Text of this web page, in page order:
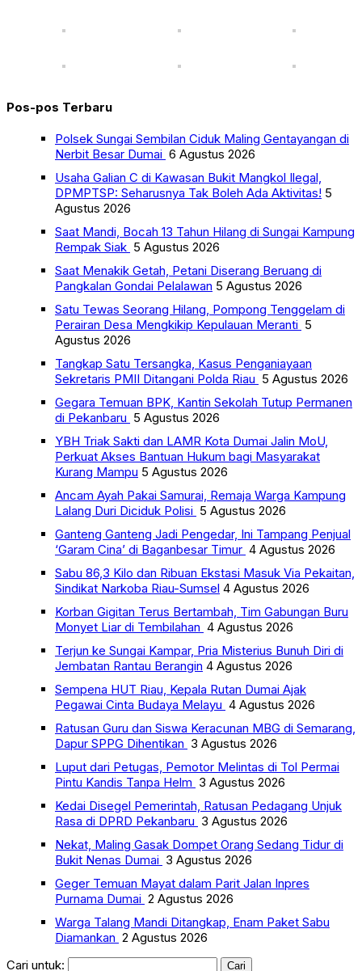
Pos-pos Terbaru
Polsek Sungai Sembilan Ciduk Maling Gentayangan di
Nerbit Besar Dumai 6 Agustus 2026
Usaha Galian C di Kawasan Bukit Mangkol Ilegal,
DPMPTSP: Seharusnya Tak Boleh Ada Aktivitas! 5
Agustus 2026
Saat Mandi, Bocah 13 Tahun Hilang di Sungai Kampung
Rempak Siak 5 Agustus 2026
Saat Menakik Getah, Petani Diserang Beruang di
Pangkalan Gondai Pelalawan 5 Agustus 2026
Satu Tewas Seorang Hilang, Pompong Tenggelam di
Perairan Desa Mengkikip Kepulauan Meranti 5
Agustus 2026
Tangkap Satu Tersangka, Kasus Penganiayaan
Sekretaris PMII Ditangani Polda Riau 5 Agustus 2026
Gegara Temuan BPK, Kantin Sekolah Tutup Permanen
di Pekanbaru 5 Agustus 2026
YBH Triak Sakti dan LAMR Kota Dumai Jalin MoU,
Perkuat Akses Bantuan Hukum bagi Masyarakat
Kurang Mampu 5 Agustus 2026
Ancam Ayah Pakai Samurai, Remaja Warga Kampung
Lalang Duri Diciduk Polisi 5 Agustus 2026
Ganteng Ganteng Jadi Pengedar, Ini Tampang Penjual
‘Garam Cina’ di Baganbesar Timur 4 Agustus 2026
Sabu 86,3 Kilo dan Ribuan Ekstasi Masuk Via Pekaitan,
Sindikat Narkoba Riau-Sumsel 4 Agustus 2026
Korban Gigitan Terus Bertambah, Tim Gabungan Buru
Monyet Liar di Tembilahan 4 Agustus 2026
Terjun ke Sungai Kampar, Pria Misterius Bunuh Diri di
Jembatan Rantau Berangin 4 Agustus 2026
Sempena HUT Riau, Kepala Rutan Dumai Ajak
Pegawai Cinta Budaya Melayu 4 Agustus 2026
Ratusan Guru dan Siswa Keracunan MBG di Semarang,
Dapur SPPG Dihentikan 3 Agustus 2026
Luput dari Petugas, Pemotor Melintas di Tol Permai
Pintu Kandis Tanpa Helm 3 Agustus 2026
Kedai Disegel Pemerintah, Ratusan Pedagang Unjuk
Rasa di DPRD Pekanbaru 3 Agustus 2026
Nekat, Maling Gasak Dompet Orang Sedang Tidur di
Bukit Nenas Dumai 3 Agustus 2026
Geger Temuan Mayat dalam Parit Jalan Inpres
Purnama Dumai 2 Agustus 2026
Warga Talang Mandi Ditangkap, Enam Paket Sabu
Diamankan 2 Agustus 2026
Cari untuk: